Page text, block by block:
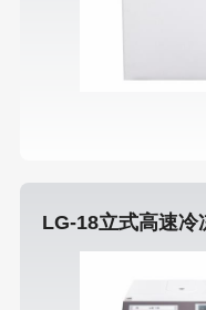
LG-18立式高速冷